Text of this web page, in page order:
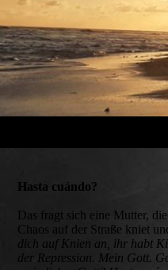
Hasta cuándo?
Das fragt sich eine Mutter,
Chaos auf der Straße kniet
dich auf Knien an, ihr habt
der Repression. Mein Gott.